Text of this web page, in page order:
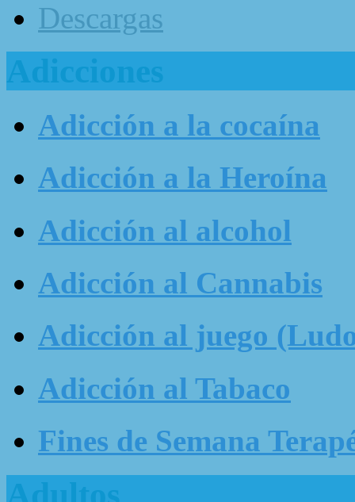
Descargas
Adicciones
Adicción a la cocaína
Adicción a la Heroína
Adicción al alcohol
Adicción al Cannabis
Adicción al juego
Adicción al Tabaco
Fines de Semana
Adultos